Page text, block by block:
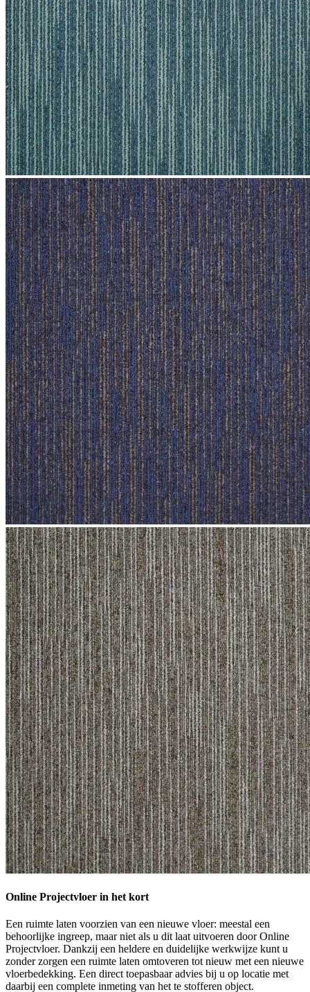
Online Projectvloer in het kort
Een ruimte laten voorzien van een nieuwe vloer: meestal een
behoorlijke ingreep, maar niet als u dit laat uitvoeren door Online
Projectvloer. Dankzij een heldere en duidelijke werkwijze kunt u
zonder zorgen een ruimte laten omtoveren tot nieuw met een nieuwe
vloerbedekking. Een direct toepasbaar advies bij u op locatie met
daarbij een complete inmeting van het te stofferen object.